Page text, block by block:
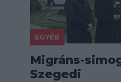
EGYÉB
Migráns-
Szegedi